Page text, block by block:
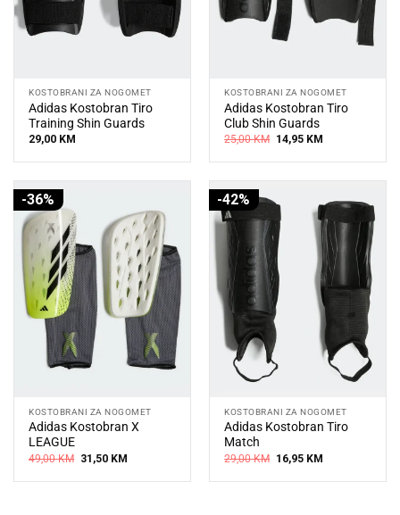
KOSTOBRANI ZA NOGOMET
Adidas Kostobran Tiro
Training Shin Guards
29,00 KM
KOSTOBRANI ZA NOGOMET
Adidas Kostobran Tiro
Club Shin Guards
25,00KM Original
was:
14,95 KMCurrent
is:
-36%
KOSTOBRANI ZA NOGOMET
Adidas Kostobran X
LEAGUE
49,00KM Original
price
was:
31,50 KMCurrent
is:
-42%
KOSTOBRANI ZA NOGOMET
Adidas Kostobran Tiro
Match
29,00KM Original
price
was:
16,95 KMCurrent
is: